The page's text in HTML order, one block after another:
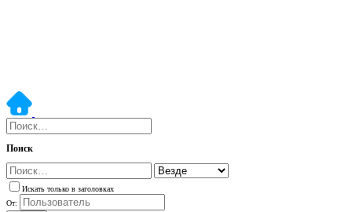
Поиск
Искать только в заголовках
От: